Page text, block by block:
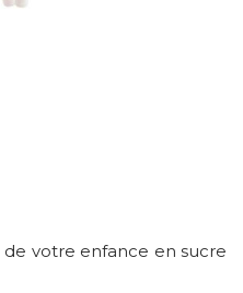
de votre enfance en sucre